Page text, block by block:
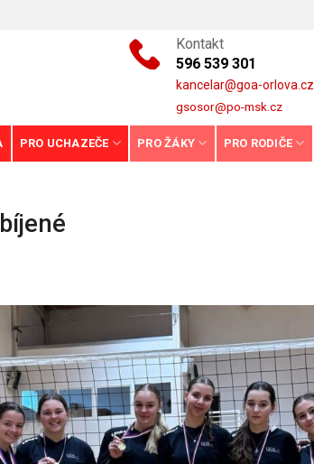
Kontakt
596 539 301
kancelar@goa-orlova.cz
gsosor@po-msk.cz
PRO UCHAZEČE PRO ŽÁKY PRO RODIČE